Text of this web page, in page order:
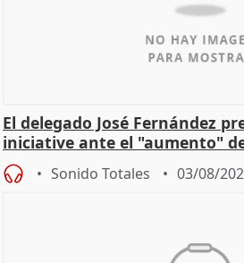
El delegado José Fernández
iniciative ante el "aumento"
hogar en Madri
Sonido Totales 03/08/